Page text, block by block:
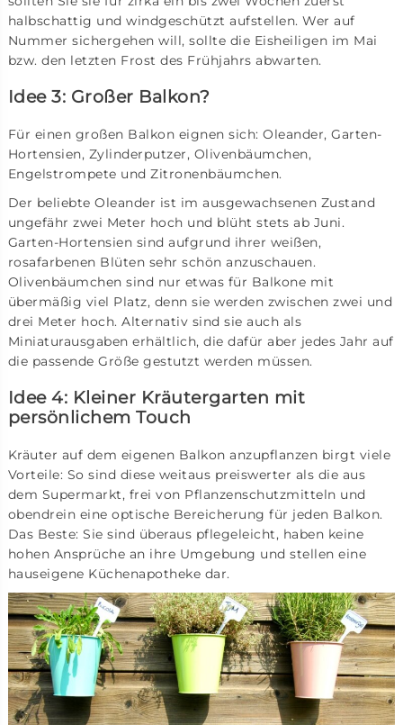
halbschattig und windgeschützt aufstellen. Wer auf
Nummer sichergehen will, sollte die Eisheiligen im Mai
bzw. den letzten Frost des Frühjahrs abwarten.
Idee 3: Großer Balkon?
Für einen großen Balkon eignen sich: Oleander, Garten-
Hortensien, Zylinderputzer, Olivenbäumchen,
Engelstrompete und Zitronenbäumchen.
Der beliebte Oleander ist im ausgewachsenen Zustand
ungefähr zwei Meter hoch und blüht stets ab Juni.
Garten-Hortensien sind aufgrund ihrer weißen,
rosafarbenen Blüten sehr schön anzuschauen.
Olivenbäumchen sind nur etwas für Balkone mit
übermäßig viel Platz, denn sie werden zwischen zwei und
drei Meter hoch. Alternativ sind sie auch als
Miniaturausgaben erhältlich, die dafür aber jedes Jahr auf
die passende Größe gestutzt werden müssen.
Idee 4: Kleiner Kräutergarten mit
persönlichem Touch
Kräuter auf dem eigenen Balkon anzupflanzen birgt viele
Vorteile: So sind diese weitaus preiswerter als die aus
dem Supermarkt, frei von Pflanzenschutzmitteln und
obendrein eine optische Bereicherung für jeden Balkon.
Das Beste: Sie sind überaus pflegeleicht, haben keine
hohen Ansprüche an ihre Umgebung und stellen eine
hauseigene Küchenapotheke dar.